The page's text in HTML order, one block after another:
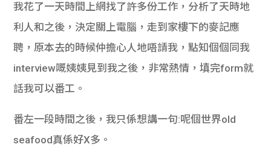
我花了一天時間上網找了許多份工作，分析了天時地
利人和之後，決定關上電腦，走到家樓下的麥記應
聘，原本去的時候仲擔心人地唔請我，點知個個同我
interview嘅姨姨見到我之後，非常熱情，填完form就
話我可以番工。
番左一段時間之後，我只係想講一句:呢個世界old
seafood真係好X多。